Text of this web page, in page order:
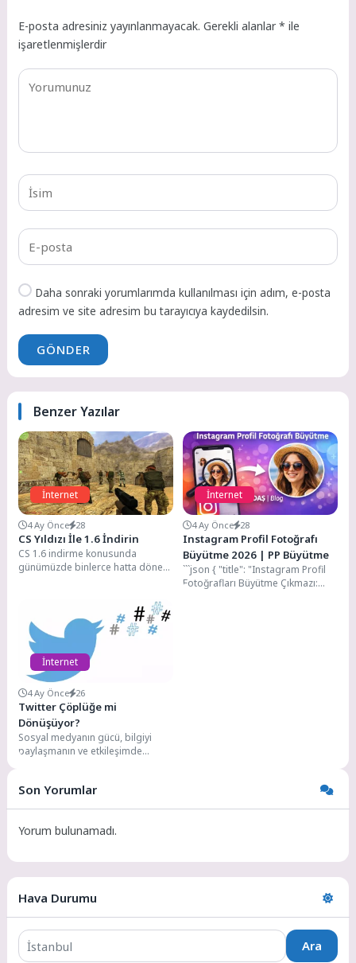
E-posta adresiniz yayınlanmayacak. Gerekli alanlar* ile
işaretlenmişlerdir
Daha sonraki yorumlarımda kullanılması için adım, e-posta
adresim ve site adresim bu tarayıcıya kaydedilsin.
GÖNDER
Benzer Yazılar
İnternet
4 Ay Önce 28
CS Yıldızı İle 1.6 İndirin
CS 1.6 indirme konusunda
günümüzde binlerce hatta dönem
İnternet
4 Ay Önce 28
Instagram Profil Fotoğrafı
Büyütme 2026 | PP Büyütme
```json { "title": "Instagram Profil
Fotoğrafları Büyütme Çıkmazı:
İnternet
4 Ay Önce 26
Twitter Çöplüğe mi
Dönüşüyor?
Sosyal medyanın gücü, bilgiyi
paylaşmanın ve etkileşimde
Son Yorumlar
Yorum bulunamadı.
Hava Durumu
Ara